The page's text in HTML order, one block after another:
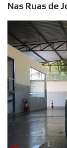
Nas Ruas de